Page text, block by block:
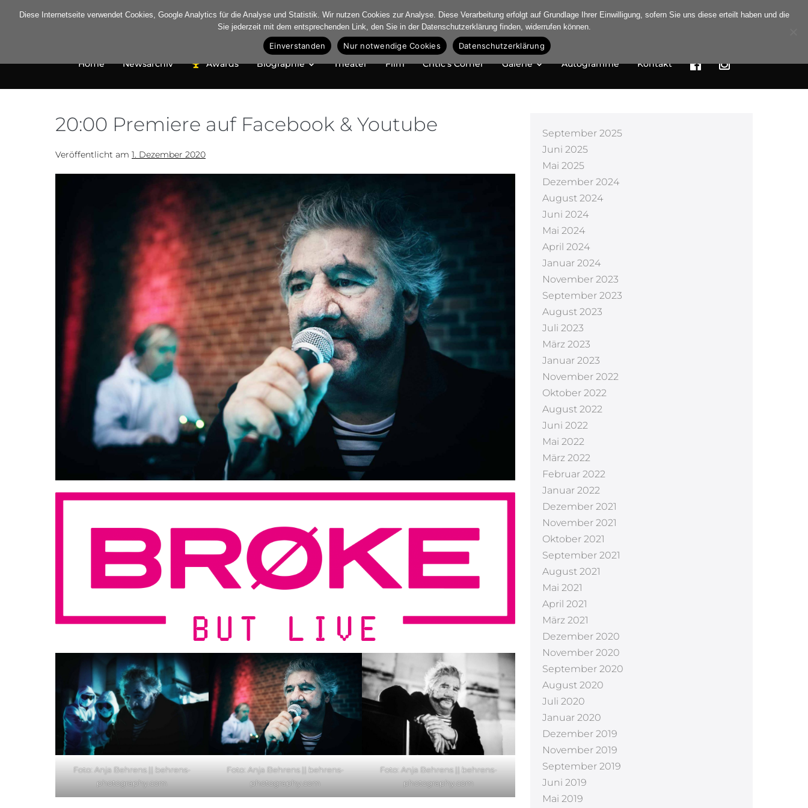
Home Newsarchiv Awards Biographie Theater Film Critic’s Corner Galerie Autogramme Kontakt
20:00 Premiere auf Facebook & Youtube
Veröffentlicht am 1. Dezember 2020
Foto: Anja Behrens || behrens-
photography.com
Foto: Anja Behrens || behrens-
photography.com
Foto: Anja Behrens || behrens-
photography.com
September 2025
Juni 2025
Mai 2025
Dezember 2024
August 2024
Juni 2024
Mai 2024
April 2024
Januar 2024
November 2023
September 2023
August 2023
Juli 2023
März 2023
Januar 2023
November 2022
Oktober 2022
August 2022
Juni 2022
Mai 2022
März 2022
Februar 2022
Januar 2022
Dezember 2021
November 2021
Oktober 2021
September 2021
August 2021
Mai 2021
April 2021
März 2021
Dezember 2020
November 2020
September 2020
August 2020
Juli 2020
Januar 2020
Dezember 2019
November 2019
September 2019
Juni 2019
Mai 2019
Diese Internetseite verwendet Cookies, Google Analytics für die Analyse und Statistik. Wir nutzen Cookies zur Analyse. Diese Verarbeitung erfolgt auf Grundlage Ihrer Einwilligung, sofern Sie uns diese erteilt haben und die
Sie jederzeit mit dem entsprechenden Link, den Sie in der Datenschutzerklärung finden, widerrufen können.
Einverstanden Nur notwendige Cookies Datenschutzerklärung